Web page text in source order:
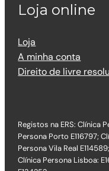
Loja online
Loja
A minha conta
Direito de livre
Registos na ERS: Clínica
Persona Porto E116797;
Persona Vila Real
Clínica Persona Lisboa: